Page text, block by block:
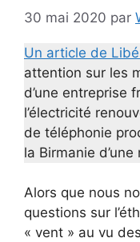
30 mai 2020 par
Un article de
attention sur les
d’une entreprise
l’électricité
de téléphonie
la Birmanie
Alors que nous
questions sur
« vent » au vu